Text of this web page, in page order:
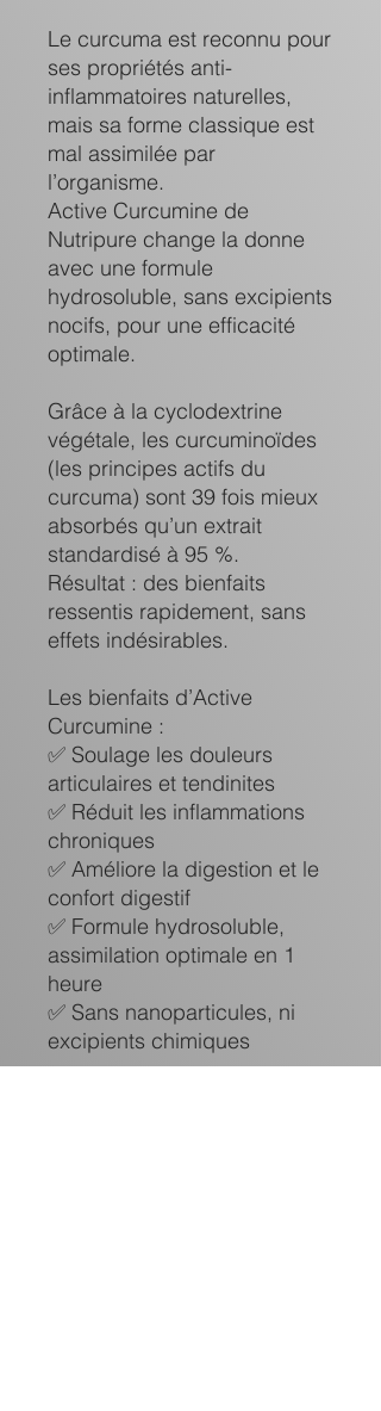
Le curcuma est reconnu pour
ses propriétés anti-
inflammatoires naturelles,
mais sa forme classique est
mal assimilée par
l’organisme.
Active Curcumine de
Nutripure change la donne
avec une formule
hydrosoluble, sans excipients
nocifs, pour une efficacité
optimale.
Grâce à la cyclodextrine
végétale, les curcuminoïdes
(les principes actifs du
curcuma) sont 39 fois mieux
absorbés qu’un extrait
standardisé à 95 %.
Résultat : des bienfaits
ressentis rapidement, sans
effets indésirables.
Les bienfaits d’Active
Curcumine :
✅ Soulage les douleurs
articulaires et tendinites
✅ Réduit les inflammations
chroniques
✅ Améliore la digestion et le
confort digestif
✅ Formule hydrosoluble,
assimilation optimale en 1
heure
✅ Sans nanoparticules, ni
excipients chimiques